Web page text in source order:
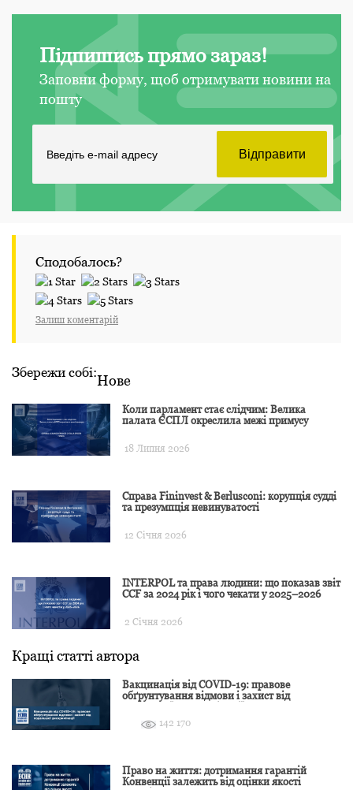
Підпишись прямо зараз!
Заповни форму, щоб отримувати новини на
пошту
Сподобалось?
Залиш коментарій
Збережи собі:Нове
Коли парламент стає слідчим: Велика
палата ЄСПЛ окреслила межі примусу
18 Липня 2026
Справа Fininvest & Berlusconi: корупція судді
та презумпція невинуватості
12 Січня 2026
INTERPOL та права людини: що показав звіт
CCF за 2024 рік і чого чекати у 2025–2026
2 Січня 2026
Кращі статті автора
Вакцинація від COVID-19: правове
обґрунтування відмови і захист від
142 170
Право на життя: дотримання гарантій
Конвенції залежить від оцінки якості